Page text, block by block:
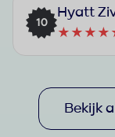
10
Hyatt
Bekijk